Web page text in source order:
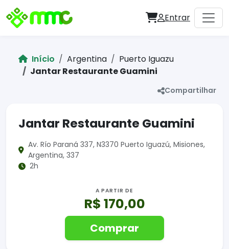
Entrar
Início Argentina
Puerto Iguazu
Jantar Restaurante Guamini
Compartilhar
Jantar Restaurante Guamini
Av. Río Paraná 337, N3370 Puerto Iguazú, Misiones,
Argentina, 337
2h
A PARTIR DE
R$ 170,00
Comprar